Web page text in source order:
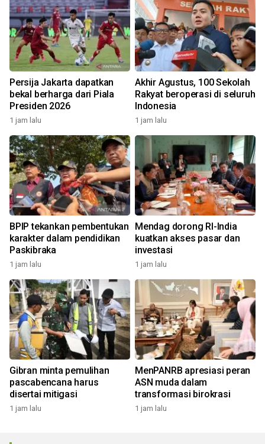
Persija Jakarta dapatkan
bekal berharga dari Piala
Presiden 2026
1 jam lalu
Akhir Agustus, 100 Sekolah
Rakyat beroperasi di seluruh
Indonesia
1 jam lalu
BPIP tekankan pembentukan
karakter dalam pendidikan
Paskibraka
1 jam lalu
Mendag dorong RI-India
kuatkan akses pasar dan
investasi
1 jam lalu
Gibran minta pemulihan
pascabencana harus
disertai mitigasi
1 jam lalu
MenPANRB apresiasi peran
ASN muda dalam
transformasi birokrasi
1 jam lalu